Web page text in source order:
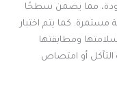
مما يضمن سطحًا
مستمرة. كما يتم اختبار
ومطابقتها
أو امتصاص